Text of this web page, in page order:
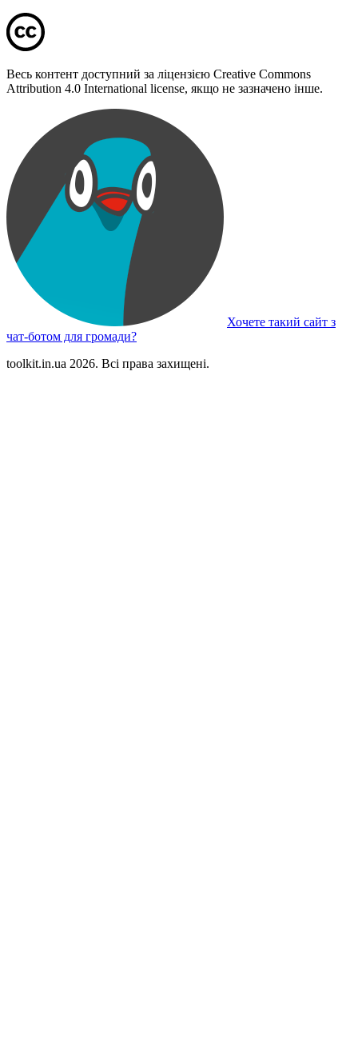
Весь контент доступний за ліцензією Creative Commons
Attribution 4.0 International license, якщо не зазначено інше.
Хочете такий сайт з
чат-ботом для громади?
toolkit.in.ua 2026. Всі права захищені.